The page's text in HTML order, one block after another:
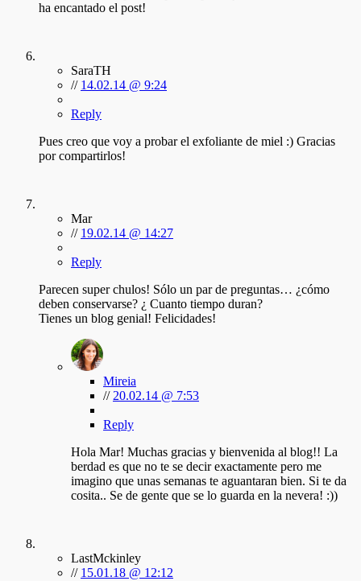
ha encantado el post!
SaraTH
// 14.02.14 @ 9:24
Reply
Pues creo que voy a probar el exfoliante de miel :) Gracias
por compartirlos!
Mar
// 19.02.14 @ 14:27
Reply
Parecen super chulos! Sólo un par de preguntas… ¿cómo
deben conservarse? ¿ Cuanto tiempo duran?
Tienes un blog genial! Felicidades!
Mireia
// 20.02.14 @ 7:53
Reply
Hola Mar! Muchas gracias y bienvenida al blog!! La
berdad es que no te se decir exactamente pero me
imagino que unas semanas te aguantaran bien. Si te da
cosita.. Se de gente que se lo guarda en la nevera! :))
LastMckinley
// 15.01.18 @ 12:12